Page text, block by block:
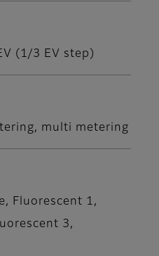
(1/3 EV step)
multi metering
Fluorescent 1,
3,